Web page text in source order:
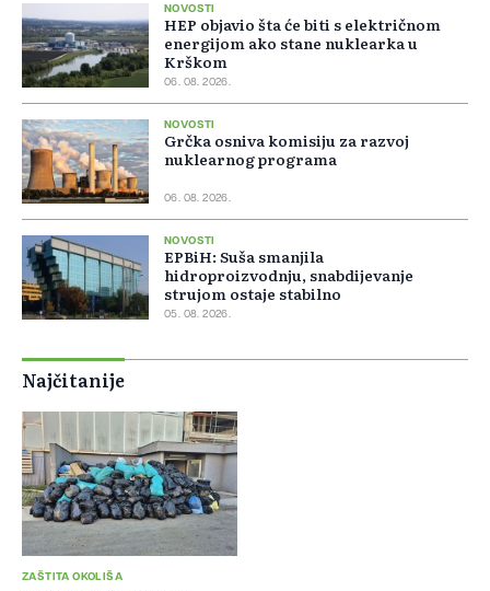
NOVOSTI
HEP objavio šta će biti s električnom
energijom ako stane nuklearka u
Krškom
06. 08. 2026.
NOVOSTI
Grčka osniva komisiju za razvoj
nuklearnog programa
06. 08. 2026.
NOVOSTI
EPBiH: Suša smanjila
hidroproizvodnju, snabdijevanje
strujom ostaje stabilno
05. 08. 2026.
Najčitanije
ZAŠTITA OKOLIŠA